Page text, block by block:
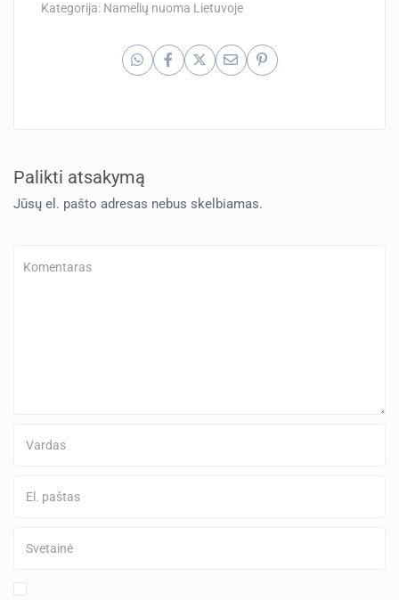
Kategorija: Namelių nuoma Lietuvoje
Palikti atsakymą
Jūsų el. pašto adresas nebus skelbiamas.